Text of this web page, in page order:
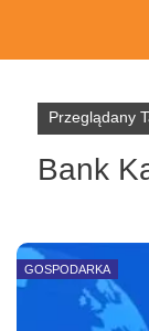
Przeglądany
Bank
GOSPODARKA